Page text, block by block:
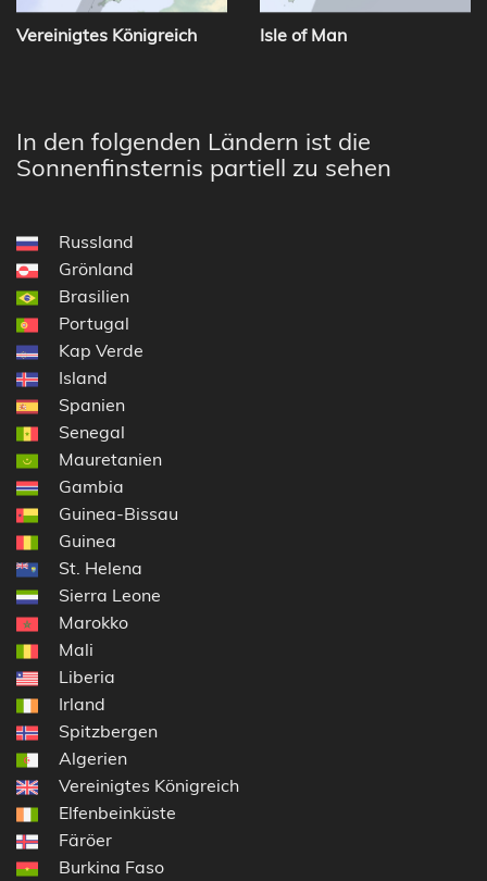
Vereinigtes Königreich Isle of Man
In den folgenden Ländern ist die
Sonnenfinsternis partiell zu sehen
Russland
Grönland
Brasilien
Portugal
Kap Verde
Island
Spanien
Senegal
Mauretanien
Gambia
Guinea-Bissau
Guinea
St. Helena
Sierra Leone
Marokko
Mali
Liberia
Irland
Spitzbergen
Algerien
Vereinigtes Königreich
Elfenbeinküste
Färöer
Burkina Faso